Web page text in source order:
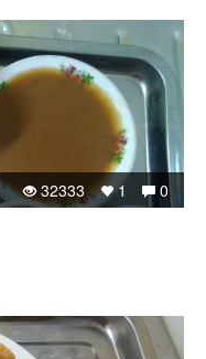
0
1
32333